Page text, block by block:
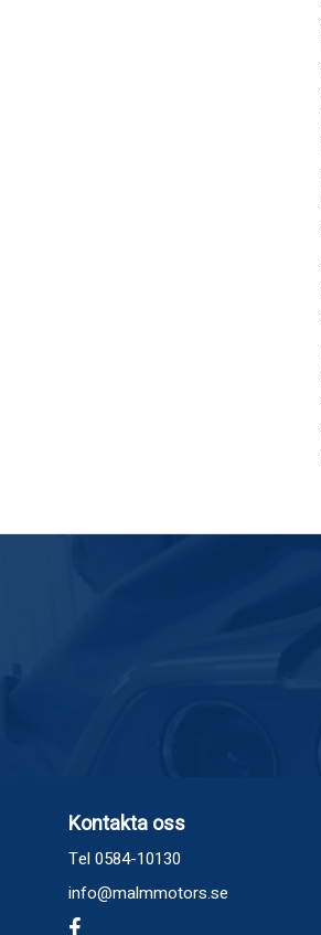
Kontakta oss
Tel 0584-10130
info@malmmotors.se